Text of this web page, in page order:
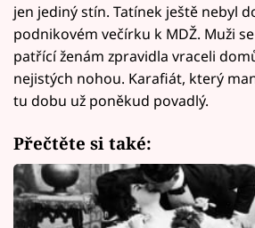
jen jediný stín. Tatínek ještě nebyl
podnikovém večírku k MDŽ. Muži
patřící ženám zpravidla vraceli
nejistých nohou. Karafiát, který
tu dobu už poněkud povadlý.
Přečtěte si také: